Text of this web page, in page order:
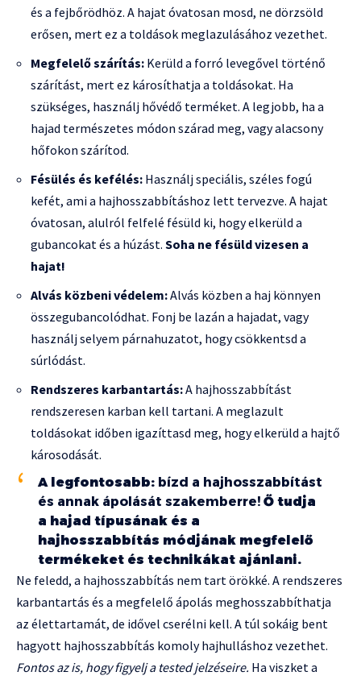
és a fejbőrödhöz. A hajat óvatosan mosd, ne dörzsöld
erősen, mert ez a toldások meglazulásához vezethet.
Megfelelő szárítás: Kerüld a forró levegővel történő
szárítást, mert ez károsíthatja a toldásokat. Ha
szükséges, használj hővédő terméket. A legjobb, ha a
hajad természetes módon szárad meg, vagy alacsony
hőfokon szárítod.
Fésülés és kefélés: Használj speciális, széles fogú
kefét, ami a hajhosszabbításhoz lett tervezve. A hajat
óvatosan, alulról felfelé fésüld ki, hogy elkerüld a
gubancokat és a húzást. Soha ne fésüld vizesen a
hajat!
Alvás közbeni védelem:Alvás közben a haj könnyen
összegubancolódhat. Fonj be lazán a hajadat, vagy
használj selyem párnahuzatot, hogy csökkentsd a
súrlódást.
Rendszeres karbantartás:A hajhosszabbítást
rendszeresen karban kell tartani. A meglazult
toldásokat időben igazíttasd meg, hogy elkerüld a hajtő
károsodását.
A legfontosabb: bízd a hajhosszabbítást
és annak ápolását szakemberre! Ő tudja
a hajad típusának és a
hajhosszabbítás módjának megfelelő
termékeket és technikákat ajánlani.
Ne feledd, a hajhosszabbítás nem tart örökké. A rendszeres
karbantartás és a megfelelő ápolás meghosszabbíthatja
az élettartamát, de idővel cserélni kell. A túl sokáig bent
hagyott hajhosszabbítás komoly hajhulláshoz vezethet.
Fontos az is, hogy figyelj a tested jelzéseire. Ha viszket a